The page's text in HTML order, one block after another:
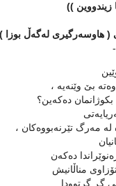
زیندووین ))
( هاوسه‌رگیری له‌گه‌ڵ بوزا )
بێ وێنه‌یه‌ ،
بكوژانمان ده‌كه‌ین؟
له‌ مه‌رگ تێرنه‌بووه‌كان ،
ده‌كه‌ن
مناڵانیش
گڕ گرتوودا